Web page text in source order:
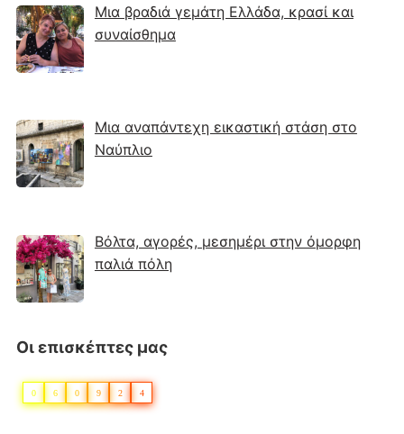
Μια βραδιά γεμάτη Ελλάδα, κρασί και
συναίσθημα
Μια αναπάντεχη εικαστική στάση στο
Ναύπλιο
Βόλτα, αγορές, μεσημέρι στην όμορφη
παλιά πόλη
Οι επισκέπτες μας
0 6 0 9 2 4